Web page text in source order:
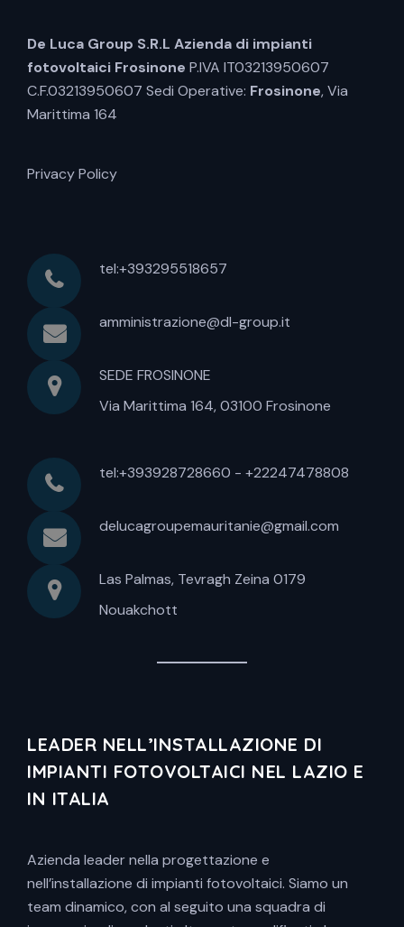
De Luca Group S.R.L Azienda di impianti
fotovoltaici Frosinone P.IVA IT03213950607
C.F.03213950607 Sedi Operative: Frosinone, Via
Marittima 164
Privacy Policy
tel:+393295518657
amministrazione@dl-group.it
SEDE FROSINONE
Via Marittima 164, 03100 Frosinone
tel:+393928728660 - +22247478808
delucagroupemauritanie@gmail.com
Las Palmas, Tevragh Zeina 0179
Nouakchott
LEADER NELL’INSTALLAZIONE DI
IMPIANTI FOTOVOLTAICI NEL LAZIO E
IN ITALIA
Azienda leader nella progettazione e
nell’installazione di impianti fotovoltaici. Siamo un
team dinamico, con al seguito una squadra di